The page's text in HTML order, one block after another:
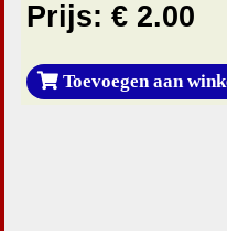
Prijs: € 2.00
Toevoegen aan